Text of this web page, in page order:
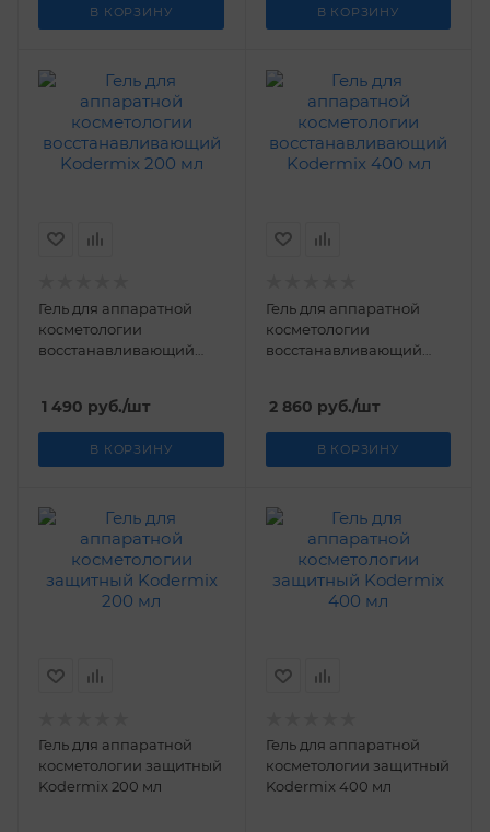
В КОРЗИНУ В КОРЗИНУ
Гель для аппаратной
косметологии
восстанавливающий
1 490 руб./шт
В КОРЗИНУ
Гель для аппаратной
косметологии
восстанавливающий
2 860 руб./шт
В КОРЗИНУ
Гель для аппаратной
косметологии защитный
Kodermix 200 мл
Гель для аппаратной
косметологии защитный
Kodermix 400 мл